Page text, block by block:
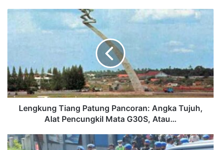
Lengkung Tiang Patung Pancoran: Angka Tujuh,
Alat Pencungkil Mata G30S, Atau…